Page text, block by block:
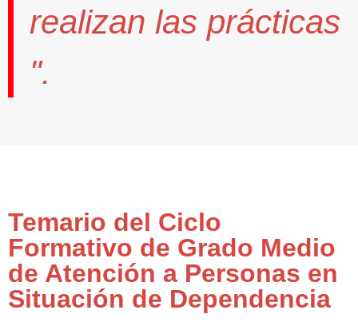
realizan las prácticas
".
Temario del Ciclo
Formativo de Grado Medio
de Atención a Personas en
Situación de Dependencia